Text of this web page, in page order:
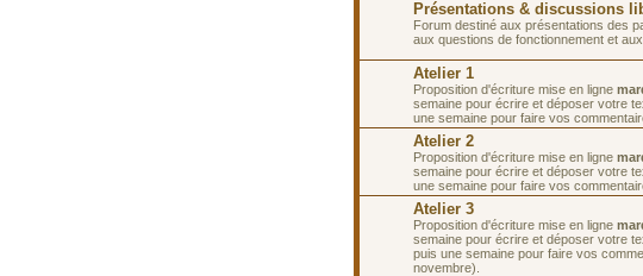
Présentations & discussions
Forum destiné aux présentations des
aux questions de fonctionnement et
Atelier 1
Proposition d'écriture mise en ligne
semaine pour écrire et déposer votre
une semaine pour faire vos
Atelier 2
Proposition d'écriture mise en ligne
semaine pour écrire et déposer votre
une semaine pour faire vos
Atelier 3
Proposition d'écriture mise en ligne
semaine pour écrire et déposer votre
puis une semaine pour faire vos
novembre).